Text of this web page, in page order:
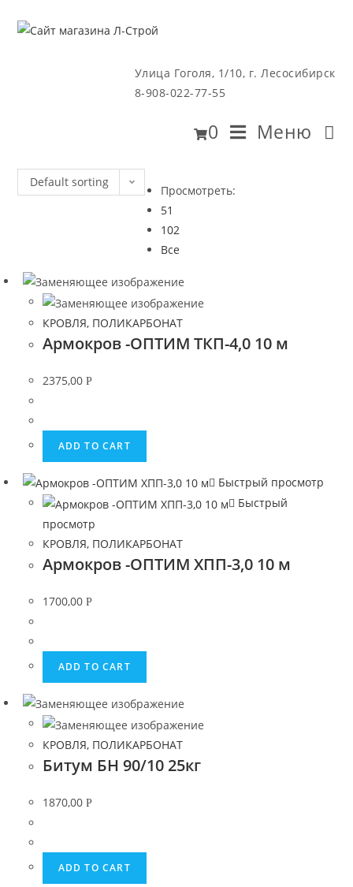
Улица Гоголя, 1/10, г. Лесосибирск
8-908-022-77-55
0 Меню
Default sorting
Просмотреть:
51
102
Все
КРОВЛЯ, ПОЛИКАРБОНАТ
Армокров -ОПТИМ ТКП-4,0 10 м
2375,00 Р
ADD TO CART
Быстрый просмотр
Быстрый
просмотр
КРОВЛЯ, ПОЛИКАРБОНАТ
Армокров -ОПТИМ ХПП-3,0 10 м
1700,00 Р
ADD TO CART
КРОВЛЯ, ПОЛИКАРБОНАТ
Битум БН 90/10 25кг
1870,00 Р
ADD TO CART